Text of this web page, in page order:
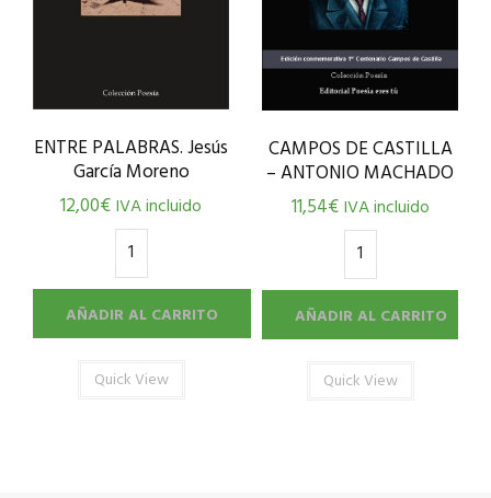
ENTRE PALABRAS. Jesús
García Moreno
12,00€IVA incluido
AÑADIR AL CARRITO
Quick View
CAMPOS DE CASTILLA
– ANTONIO MACHADO
11,54€ IVA incluido
AÑADIR AL CARRITO
Quick View